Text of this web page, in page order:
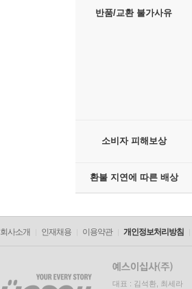
반품/교환 불가사유
소비자 피해보상
환불 지연에 따른 배상
회사소개 인재채용 이용약관 개인정보처리방침
대표 : 김석환, 최세라